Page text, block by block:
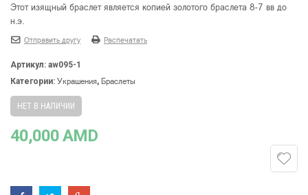
Этот изящный браслет является копией золотого браслета 8-7 вв до
н.э.
Отправить другу Распечатать
Артикул: aw095-1
Категории: Украшения, Браслеты
НЕТ В НАЛИЧИИ
40,000AMD